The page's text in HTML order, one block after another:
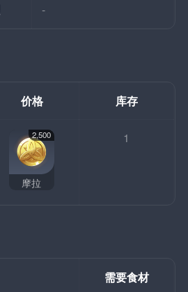
-
价格 库存
2,500
摩拉
1
需要食材